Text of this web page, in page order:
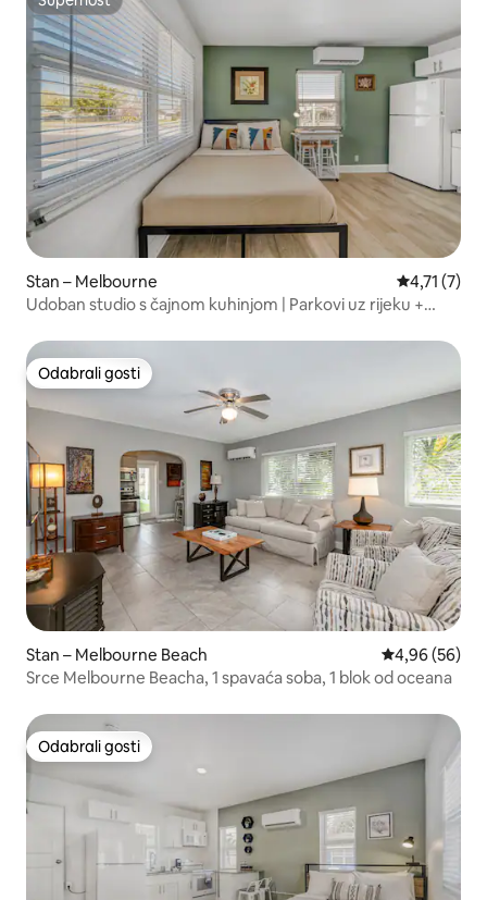
Superhost
Stan – Melbourne Prosječna
4,71 (7)
Udoban studio s čajnom kuhinjom | Parkovi uz rijeku +
Odabrali gosti
Odabrali gosti
Stan – Melbourne Beach Prosječna
4,96 (56)
Srce Melbourne Beacha, 1 spavaća soba, 1 blok od oceana
Odabrali gosti
Odabrali gosti